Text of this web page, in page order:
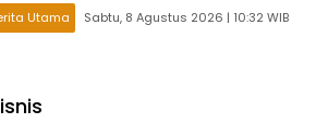
Utama Sabtu, 8 Agustus 2026 | 10:32 WIB